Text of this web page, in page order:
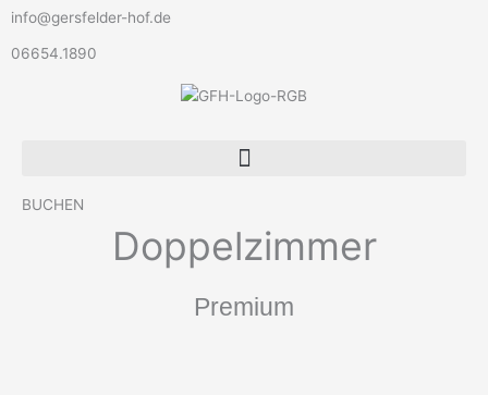
Zum
springen
info@gersfelder-hof.de
06654.1890
BUCHEN
Doppelzimmer
Premium